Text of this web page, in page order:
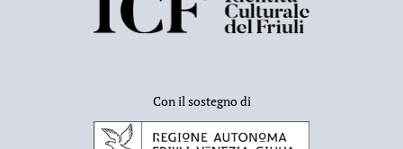
Con il sostegno di